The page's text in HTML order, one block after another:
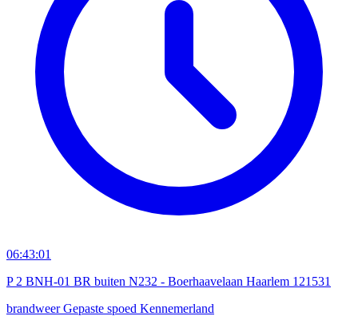
06:43:01
P 2 BNH-01 BR buiten N232 - Boerhaavelaan Haarlem 121531
brandweerGepaste spoed Kennemerland